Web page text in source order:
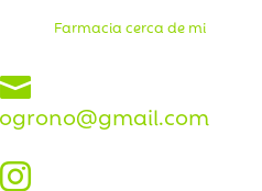
Farmacia cerca de mi

